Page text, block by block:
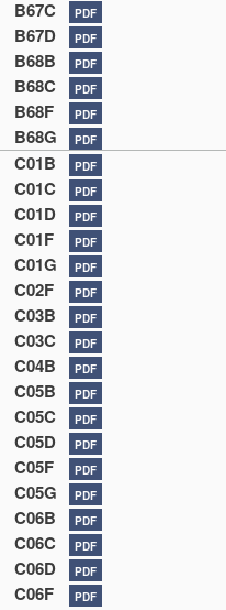
B67C PDF
B67D PDF
B68B PDF
B68C PDF
B68F PDF
B68G PDF
C01B PDF
C01C PDF
C01D PDF
C01F PDF
C01G PDF
C02F PDF
C03B PDF
C03C PDF
C04B PDF
C05B PDF
C05C PDF
C05D PDF
C05F PDF
C05G PDF
C06B PDF
C06C PDF
C06D PDF
C06F PDF